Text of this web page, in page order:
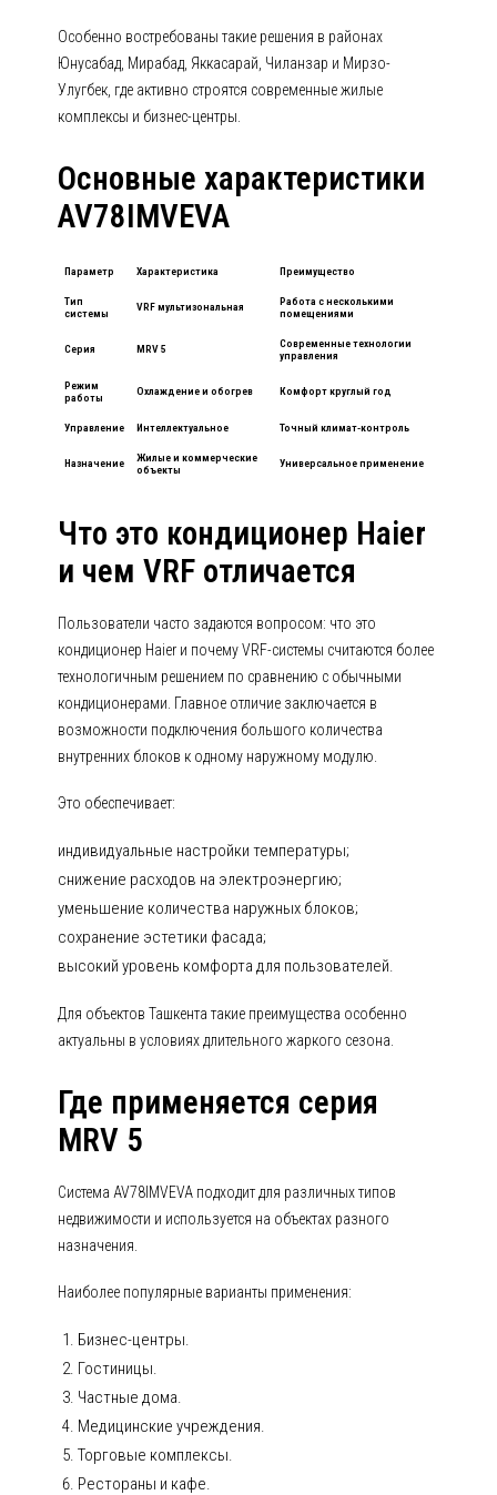
Особенно востребованы такие решения в районах
Юнусабад, Мирабад, Яккасарай, Чиланзар и Мирзо-
Улугбек, где активно строятся современные жилые
комплексы и бизнес-центры.
Основные характеристики
AV78IMVEVA
Параметр Характеристика Преимущество
Тип
системы
VRF мультизональная
Работа с несколькими
помещениями
Серия MRV 5
Современные технологии
управления
Режим
работы
Охлаждение и обогрев Комфорт круглый год
Управление Интеллектуальное Точный климат-контроль
Назначение
Жилые и коммерческие
объекты
Универсальное применение
Что это кондиционер Haier
и чем VRF отличается
Пользователи часто задаются вопросом: что это
кондиционер Haier и почему VRF-системы считаются более
технологичным решением по сравнению с обычными
кондиционерами. Главное отличие заключается в
возможности подключения большого количества
внутренних блоков к одному наружному модулю.
Это обеспечивает:
индивидуальные настройки температуры;
снижение расходов на электроэнергию;
уменьшение количества наружных блоков;
сохранение эстетики фасада;
высокий уровень комфорта для пользователей.
Для объектов Ташкента такие преимущества особенно
актуальны в условиях длительного жаркого сезона.
Где применяется серия
MRV 5
Система AV78IMVEVA подходит для различных типов
недвижимости и используется на объектах разного
назначения.
Наиболее популярные варианты применения:
Бизнес-центры.
Гостиницы.
Частные дома.
Медицинские учреждения.
Торговые комплексы.
Рестораны и кафе.